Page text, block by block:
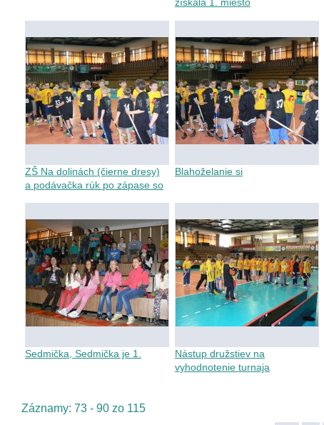
ZŠ Na dolinách (čierne dresy)
a podávačka rúk po zápase so
Blahoželanie si
Sedmička, Sedmička je 1.
Nástup družstiev na
vyhodnotenie turnaja
Záznamy: 73 - 90 zo 115